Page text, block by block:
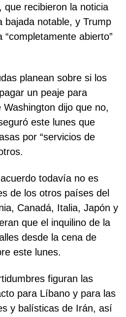
que recibieron la noticia
bajada notable, y Trump
abierto”
planean sobre si los
un peaje para
dijo que no,
este lunes que
por “servicios de
todavía no es
de los otros países del
Canadá, Italia, Japón y
que el inquilino de la
desde la cena de
este lunes.
figuran las
para Líbano y para las
y balísticas de Irán, así